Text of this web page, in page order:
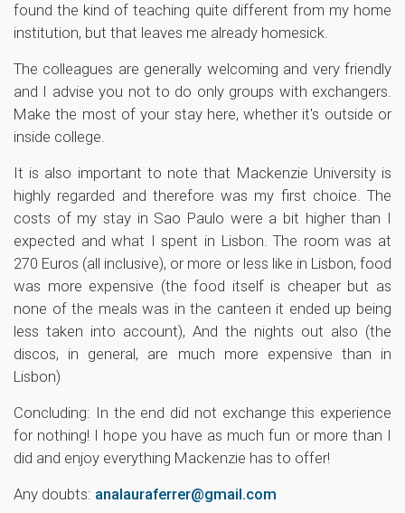
found the kind of teaching quite different from my home
institution, but that leaves me already homesick.
The colleagues are generally welcoming and very friendly
and I advise you not to do only groups with exchangers.
Make the most of your stay here, whether it's outside or
inside college.
It is also important to note that Mackenzie University is
highly regarded and therefore was my first choice. The
costs of my stay in Sao Paulo were a bit higher than I
expected and what I spent in Lisbon. The room was at
270 Euros (all inclusive), or more or less like in Lisbon, food
was more expensive (the food itself is cheaper but as
none of the meals was in the canteen it ended up being
less taken into account), And the nights out also (the
discos, in general, are much more expensive than in
Lisbon)
Concluding: In the end did not exchange this experience
for nothing! I hope you have as much fun or more than I
did and enjoy everything Mackenzie has to offer!
Any doubts: analauraferrer@gmail.com